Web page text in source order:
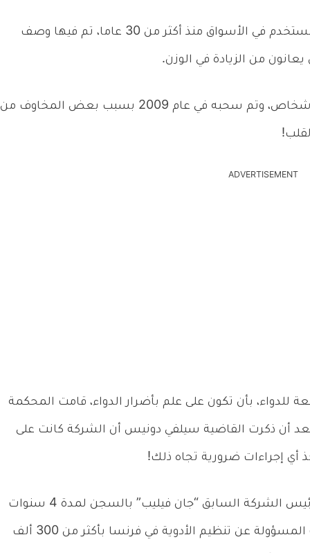
الشهير المستخدم في الأسواق منذ أكثر من 30 عاما، تم فيها وصف
من الزيادة في الوزن.
ويعتقد أن لهذا الدواء دور في وفاة مئات الأشخاص، وتم سحبه في عام 2009 بسبب بعض المخاوف من
ADVERTISEMENT
للدواء، بأن تكون على علم بأضرار الدواء، قامت المحكمة
بـ 3.2 مليون دولار، بعد أن ذكرت القاضية سيلفي دونيس أن الشركة كانت على
أي إجراءات ضرورية تجاه ذلك!
ليس ذلك فحسب، بل صدر حكم على نائب رئيس الشركة السابق “جان فيليب” بالسجن لمدة 4 سنوات
لكن مع إيقاف التنفيذ، كما تم تغريم الهيئة المسؤولة عن تنظيم الأدوية في فرنسا بأكثر من 300 ألف